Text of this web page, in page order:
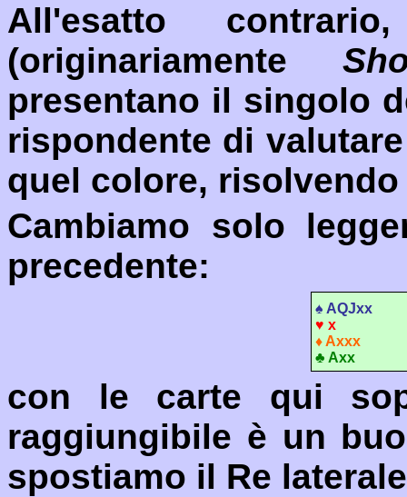
All'esatto
(originariamente
presentano il singolo
rispondente di
quel colore,
Cambiamo solo
precedente:
♠ AQJxx
♥ x
♦Axxx
♣ Axx
con le carte qui
raggiungibile è un
spostiamo il Re